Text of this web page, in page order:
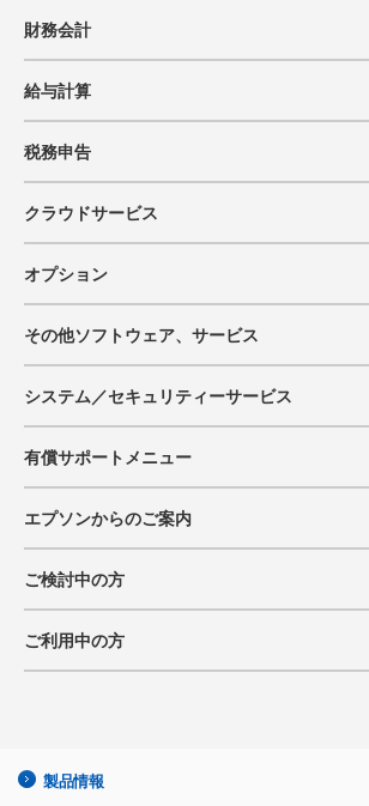
財務会計
給与計算
税務申告
クラウドサービス
オプション
その他ソフトウェア、サービス
システム／セキュリティーサービス
有償サポートメニュー
エプソンからのご案内
ご検討中の方
ご利用中の方
製品情報